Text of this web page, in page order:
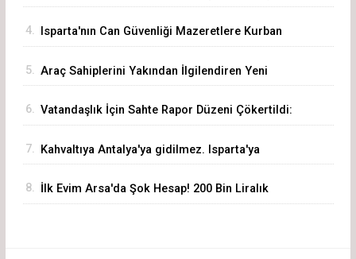
4.
Isparta'nın Can Güvenliği Mazeretlere Kurban
5. Araç Sahiplerini Yakından İlgilendiren Yeni
Devrede
6. Vatandaşlık İçin Sahte Rapor Düzeni Çökertildi:
7. Kahvaltıya Antalya'ya gidilmez. Isparta'ya
8. İlk Evim Arsa'da Şok Hesap! 200 Bin Liralık